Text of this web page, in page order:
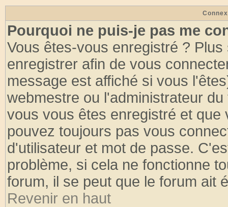
Pourquoi ne puis-je pas me
Vous êtes-vous enregistré ?
enregistrer afin de vous
message est affiché si vous
webmestre ou l'administrateur
vous vous êtes enregistré et
pouvez toujours pas vous
d'utilisateur et mot de passe.
problème, si cela ne fonctionne
forum, il se peut que le forum ait
Revenir en haut